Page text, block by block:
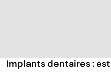
Implants dentaires :